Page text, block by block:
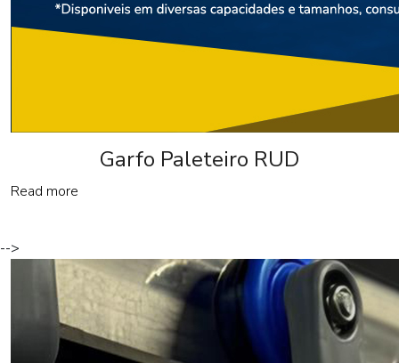
Garfo Paleteiro RUD
Read more
-->